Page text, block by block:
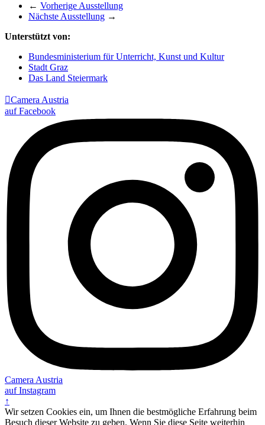
← Vorherige Ausstellung
Nächste Ausstellung →
Unterstützt von:
Bundesministerium für Unterricht, Kunst und Kultur
Stadt Graz
Das Land Steiermark
Camera Austria
auf Facebook
Camera Austria
auf Instagram
↑
Wir setzen Cookies ein, um Ihnen die bestmögliche Erfahrung beim
Besuch dieser Website zu geben. Wenn Sie diese Seite weiterhin